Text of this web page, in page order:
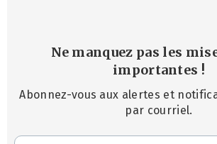
Ne manquez pas les
importantes !
Abonnez-vous aux alertes et
par courriel.